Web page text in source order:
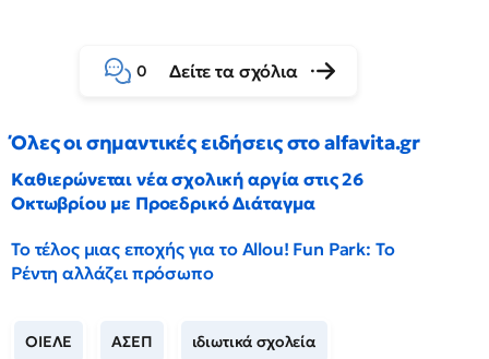
0 Δείτε τα σχόλια
Όλες οι σημαντικές ειδήσεις στο alfavita.gr
Καθιερώνεται νέα σχολική αργία στις 26
Οκτωβρίου με Προεδρικό Διάταγμα
Το τέλος μιας εποχής για το Allou! Fun Park: Το
Ρέντη αλλάζει πρόσωπο
ΟΙΕΛΕ ΑΣΕΠ ιδιωτικά σχολεία